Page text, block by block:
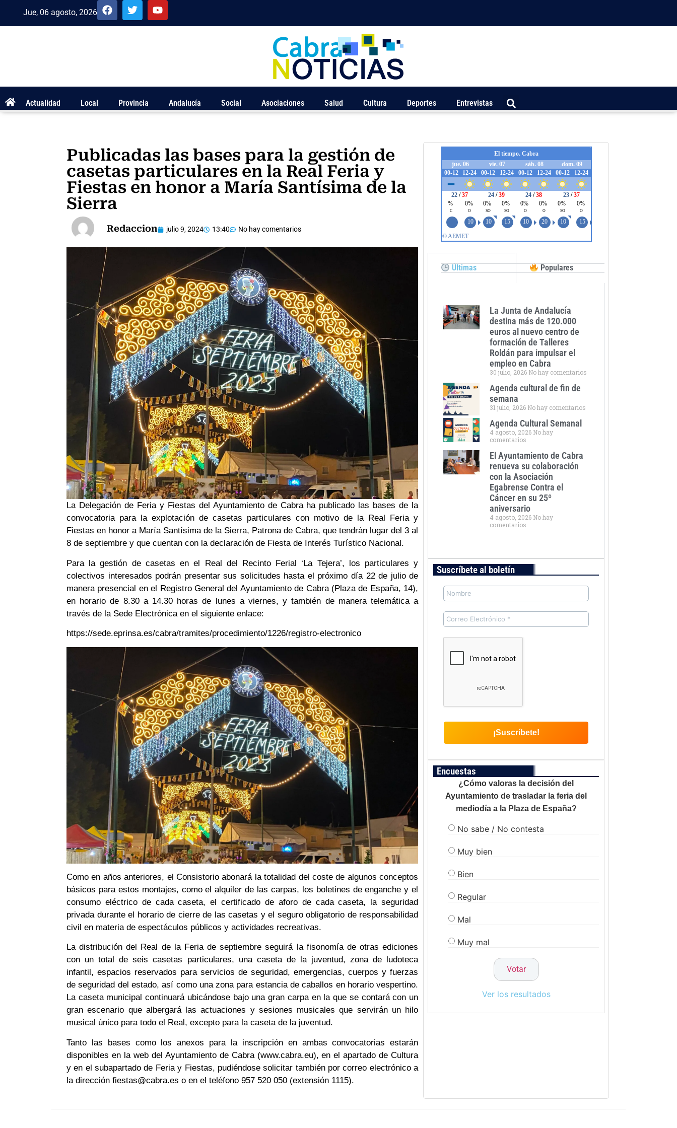
Jue, 06 agosto, 2026
Actualidad Local Provincia Andalucía Social Asociaciones Salud Cultura Deportes Entrevistas
Publicadas las bases para la gestión de
casetas particulares en la Real Feria y
Fiestas en honor a María Santísima de la
Sierra
Redaccion julio 9, 2024 13:40 No hay comentarios
La Delegación de Feria y Fiestas del Ayuntamiento de Cabra ha publicado las bases de la
convocatoria para la explotación de casetas particulares con motivo de la Real Feria y
Fiestas en honor a María Santísima de la Sierra, Patrona de Cabra, que tendrán lugar del 3 al
8 de septiembre y que cuentan con la declaración de Fiesta de Interés Turístico Nacional.
Para la gestión de casetas en el Real del Recinto Ferial ‘La Tejera’, los particulares y
colectivos interesados podrán presentar sus solicitudes hasta el próximo día 22 de julio de
manera presencial en el Registro General del Ayuntamiento de Cabra (Plaza de España, 14),
en horario de 8.30 a 14.30 horas de lunes a viernes, y también de manera telemática a
través de la Sede Electrónica en el siguiente enlace:
https://sede.eprinsa.es/cabra/tramites/procedimiento/1226/registro-electronico
Como en años anteriores, el Consistorio abonará la totalidad del coste de algunos conceptos
básicos para estos montajes, como el alquiler de las carpas, los boletines de enganche y el
consumo eléctrico de cada caseta, el certificado de aforo de cada caseta, la seguridad
privada durante el horario de cierre de las casetas y el seguro obligatorio de responsabilidad
civil en materia de espectáculos públicos y actividades recreativas.
La distribución del Real de la Feria de septiembre seguirá la fisonomía de otras ediciones
con un total de seis casetas particulares, una caseta de la juventud, zona de ludoteca
infantil, espacios reservados para servicios de seguridad, emergencias, cuerpos y fuerzas
de seguridad del estado, así como una zona para estancia de caballos en horario vespertino.
La caseta municipal continuará ubicándose bajo una gran carpa en la que se contará con un
gran escenario que albergará las actuaciones y sesiones musicales que servirán un hilo
musical único para todo el Real, excepto para la caseta de la juventud.
Tanto las bases como los anexos para la inscripción en ambas convocatorias estarán
disponibles en la web del Ayuntamiento de Cabra (www.cabra.eu), en el apartado de Cultura
y en el subapartado de Feria y Fiestas, pudiéndose solicitar también por correo electrónico a
la dirección fiestas@cabra.es o en el teléfono 957 520 050 (extensión 1115).
Últimas Populares
La Junta de Andalucía
destina más de 120.000
euros al nuevo centro de
formación de Talleres
Roldán para impulsar el
empleo en Cabra
30 julio, 2026 No hay comentarios
Agenda cultural de fin de
semana
31 julio, 2026 No hay comentarios
Agenda Cultural Semanal
4 agosto, 2026 No hay
comentarios
El Ayuntamiento de Cabra
renueva su colaboración
con la Asociación
Egabrense Contra el
Cáncer en su 25º
aniversario
4 agosto, 2026 No hay
comentarios
Suscríbete al boletín
Encuestas
¿Cómo valoras la decisión del
Ayuntamiento de trasladar la feria del
mediodía a la Plaza de España?
No sabe / No contesta
Muy bien
Bien
Regular
Mal
Muy mal
Ver los resultados